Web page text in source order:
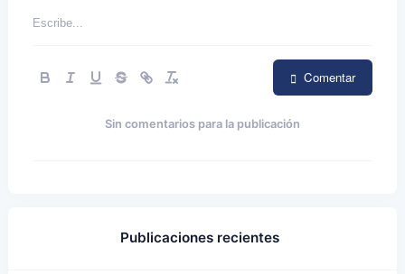
Comentar
Sin comentarios para la publicación
Publicaciones recientes